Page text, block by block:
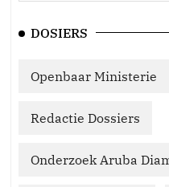
DOSIERS
Openbaar Ministerie
Redactie Dossiers
Onderzoek Aruba